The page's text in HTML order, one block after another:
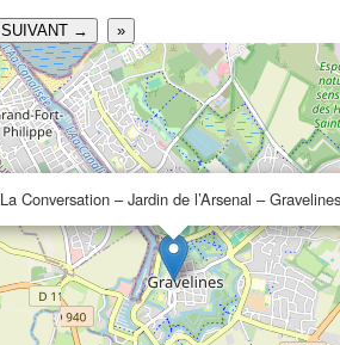
SUIVANT → »
La Conversation – Jardin de l’Arsenal – Gravelines